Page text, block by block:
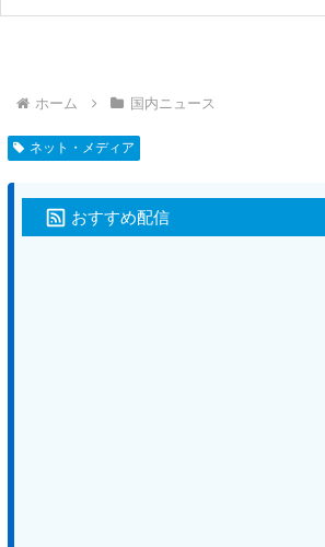
ホーム 国内ニュース
ネット・メディア
おすすめ配信